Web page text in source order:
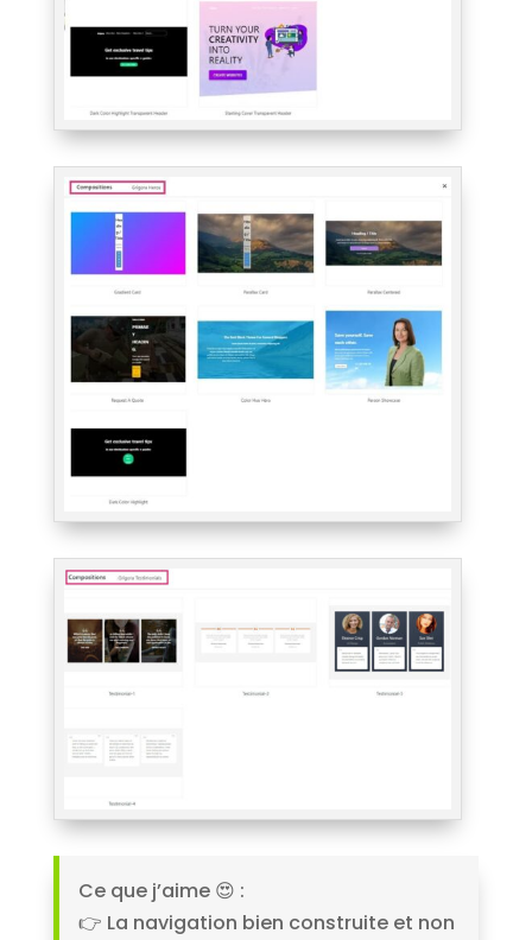
Ce que j’aime 😍​ :
👉​ La navigation bien construite et non